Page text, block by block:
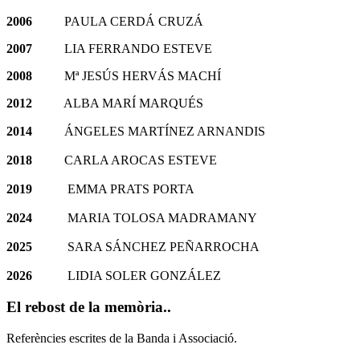
2006
PAULA CERDÁ CRUZÁ
2007 LIA FERRANDO ESTEVE
2008 Mª JESÚS HERVÁS MACHÍ
2012
ALBA MARÍ MARQUÉS
2014 ÁNGELES MARTÍNEZ ARNANDIS
2018 CARLA AROCAS ESTEVE
2019 EMMA PRATS PORTA
2024 MARIA TOLOSA MADRAMANY
2025 SARA SÁNCHEZ PEÑARROCHA
2026 LIDIA SOLER GONZÁLEZ
El rebost de la memòria..
Referències escrites de la Banda i Associació.